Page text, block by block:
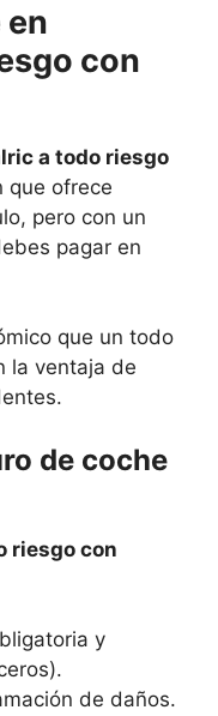
en
con
a todo riesgo
que ofrece
pero con un
pagar en
que un todo
la ventaja de
de coche
riesgo con
y
de daños.